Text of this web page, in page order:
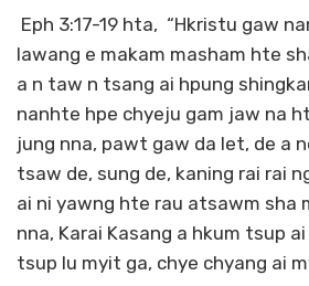
Eph 3:17-19 hta, “Hkristu gaw
lawang e makam masham hte
a n taw n tsang ai hpung
nanhte hpe chyeju gam jaw na
jung nna, pawt gaw da let, de a
tsaw de, sung de, kaning rai rai
ai ni yawng hte rau atsawm sha
nna, Karai Kasang a hkum tsup
tsup lu myit ga, chye chyang ai